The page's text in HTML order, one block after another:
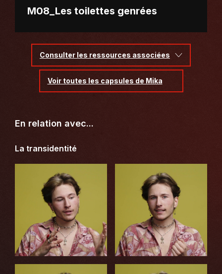
M08_Les toilettes genrées
Consulter les ressources associées
Voir toutes les capsules de Mika
En relation avec...
La transidentité